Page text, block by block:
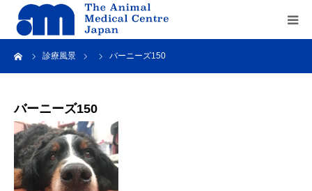
診療風景 バーニーズ150
バーニーズ150
Home
service
recruit